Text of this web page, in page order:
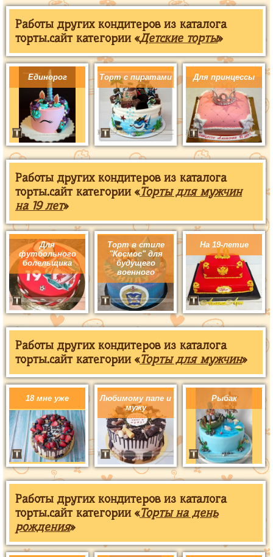
Работы других кондитеров из каталога
торты.сайт категории «Детские торты»
Единорог Торт с пиратами Для принцессы
Работы других кондитеров из каталога
торты.сайт категории «Торты для мужчин
на 19 лет»
Для
футбольного
болельщика
Торт в стиле
"Космос" для
будущего
военного
На 19-летие
Работы других кондитеров из каталога
торты.сайт категории «Торты для мужчин»
18 мне уже
Любимому папе и
мужу
Рыбак
Работы других кондитеров из каталога
торты.сайт категории «Торты на день
рождения»